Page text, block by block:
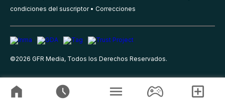
condiciones del suscriptor
Correcciones
©2026 GFR Media, Todos los Derechos Reservados.